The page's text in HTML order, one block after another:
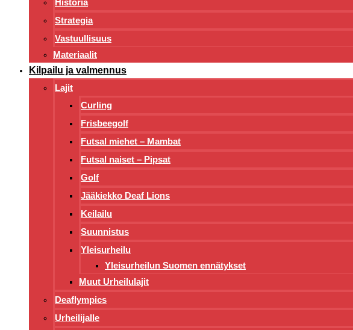
Historia
Strategia
Vastuullisuus
Materiaalit
Kilpailu ja valmennus
Lajit
Curling
Frisbeegolf
Futsal miehet – Mambat
Futsal naiset – Pipsat
Golf
Jääkiekko Deaf Lions
Keilailu
Suunnistus
Yleisurheilu
Yleisurheilun Suomen ennätykset
Muut Urheilulajit
Deaflympics
Urheilijalle